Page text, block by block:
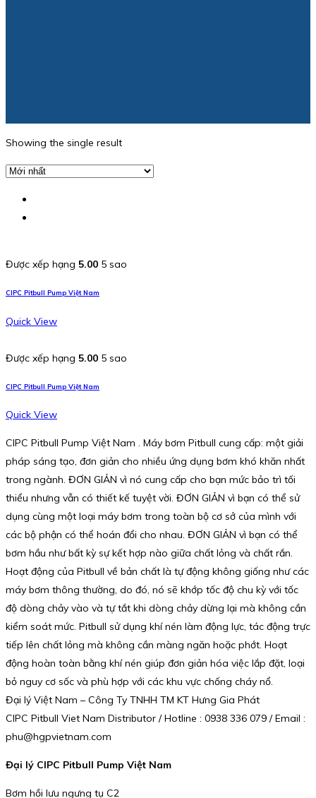
Showing the single result
Được xếp hạng 5.00 5 sao
CIPC Pitbull Pump Việt Nam
Quick View
Được xếp hạng 5.00 5 sao
CIPC Pitbull Pump Việt Nam
Quick View
CIPC Pitbull Pump Việt Nam . Máy bơm Pitbull cung cấp: một giải
pháp sáng tạo, đơn giản cho nhiều ứng dụng bơm khó khăn nhất
trong ngành. ĐƠN GIẢN vì nó cung cấp cho bạn mức bảo trì tối
thiểu nhưng vẫn có thiết kế tuyệt vời. ĐƠN GIẢN vì bạn có thể sử
dụng cùng một loại máy bơm trong toàn bộ cơ sở của mình với
các bộ phận có thể hoán đổi cho nhau. ĐƠN GIẢN vì bạn có thể
bơm hầu như bất kỳ sự kết hợp nào giữa chất lỏng và chất rắn.
Hoạt động của Pitbull về bản chất là tự động không giống như các
máy bơm thông thường, do đó, nó sẽ khớp tốc độ chu kỳ với tốc
độ dòng chảy vào và tự tắt khi dòng chảy dừng lại mà không cần
kiểm soát mức. Pitbull sử dụng khí nén làm động lực, tác động trực
tiếp lên chất lỏng mà không cần màng ngăn hoặc phớt. Hoạt
động hoàn toàn bằng khí nén giúp đơn giản hóa việc lắp đặt, loại
bỏ nguy cơ sốc và phù hợp với các khu vực chống cháy nổ.
Đại lý Việt Nam – Công Ty TNHH TM KT Hưng Gia Phát
CIPC Pitbull Viet Nam Distributor / Hotline : 0938 336 079 / Email :
phu@hgpvietnam.com
Đại lý CIPC Pitbull Pump Việt Nam
Bơm hồi lưu ngưng tụ C2